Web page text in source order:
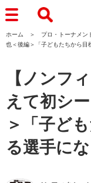
ホーム プロ・トーナメン
也＜後編＞「子どもたちから目
【ノンフ
えて初シ
＞「子ど
る選手にな